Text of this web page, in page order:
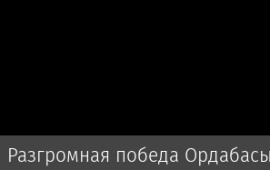
Разгромная победа